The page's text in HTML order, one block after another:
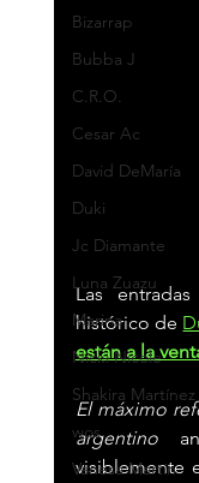
Bizarrap
Bubba J
C.R.O.
Cesar Ac
David DeMaría
Duki
Jc Diamante
Luna Zuazu
Marina
Nicki Nicole
Shakira Martínez
wos
Vanesa Martín
Las
histórico de
están a la
El máximo
argentino
visiblemente